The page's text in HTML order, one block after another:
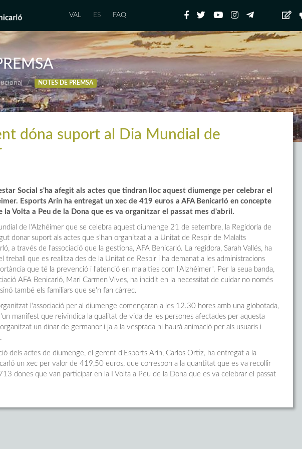
VAL ES FAQ
NOTES DE PREMSA
dóna suport al Dia Mundial de
Social s'ha afegit als actes que tindran lloc aquest diumenge per celebrar el
Esports Arín ha entregat un xec de 419 euros a AFA Benicarló en concepte
la Volta a Peu de la Dona que es va organitzar el passat mes d'abril.
de l'Alzhéimer que se celebra aquest diumenge 21 de setembre, la Regidoria de
donar suport als actes que s'han organitzat a la Unitat de Respir de Malalts
a través de l'associació que la gestiona, AFA Benicarló. La regidora, Sarah Vallés, ha
treball que es realitza des de la Unitat de Respir i ha demanat a les administracions
que té la prevenció i l'atenció en malalties com l'Alzhéimer". Per la seua banda,
AFA Benicarló, Mari Carmen Vives, ha incidit en la necessitat de cuidar no només
també els familiars que se'n fan càrrec.
l'associació per al diumenge començaran a les 12.30 hores amb una globotada,
manifest que reivindica la qualitat de vida de les persones afectades per aquesta
un dinar de germanor i ja a la vesprada hi haurà animació per als usuaris i
dels actes de diumenge, el gerent d'Esports Arín, Carlos Ortiz, ha entregat a la
un xec per valor de 419,50 euros, que correspon a la quantitat que es va recollir
dones que van participar en la I Volta a Peu de la Dona que es va celebrar el passat